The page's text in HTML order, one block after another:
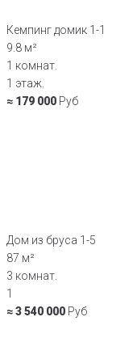
Кемпинг домик 1-1
9.8 м²
1 комнат.
1 этаж.
≈ 179 000 Руб
Дом из бруса 1-5
87 м²
3 комнат.
1
≈ 3 540 000 Руб